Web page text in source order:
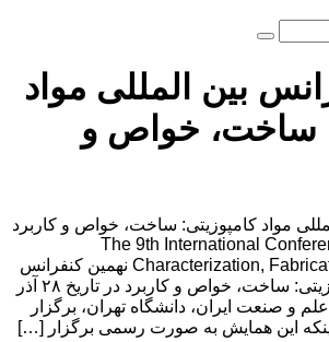
بین المللی مواد
ساخت، خواص و
مواد کامپوزیتی: ساخت، خواص و کاربرد
The 9th International
Characterization, Fabrication and Application نهمین کنفرانس
بین المللی مواد کامپوزیتی: ساخت، خواص و کاربرد در تاریخ ۲۸ آذر
علم و صنعت ایران، دانشگاه تهران، برگزار
این همایش به صورت رسمی برگزار […]